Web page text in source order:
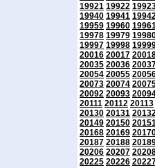
19921 19922
19940 19941
19959 19960
19978 19979
19997 19998
20016 20017
20035 20036
20054 20055
20073 20074
20092 20093
20111 20112 20113
20130 20131
20149 20150
20168 20169
20187 20188
20206 20207
20225 20226